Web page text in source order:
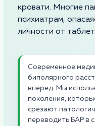
кровати. Многие
психиатрам,
личности от
Современное
биполярного
вперед. Мы
поколения,
срезают
переводить БАР в